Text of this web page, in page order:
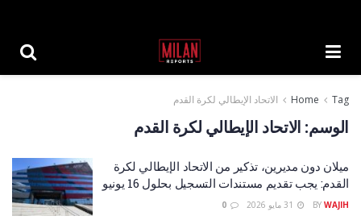
Home Tag الاتحاد الإيطالي لكرة القدم
الوسم: الاتحاد الإيطالي لكرة القدم
ميلان دون مديرين، تذكير من الاتحاد الإيطالي لكرة
القدم: يجب تقديم مستندات التسجيل بحلول 16 يونيو
BY WAJIH